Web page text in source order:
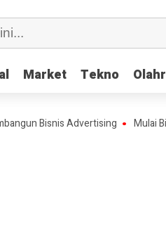
Market Tekno
Market Tekno
Bisnis Advertising Mulai Bisnis